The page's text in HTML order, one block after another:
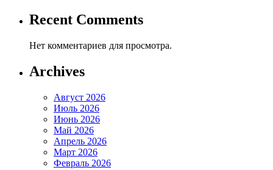
Recent Comments
Нет комментариев для просмотра.
Archives
Август 2026
Июль 2026
Июнь 2026
Май 2026
Апрель 2026
Март 2026
Февраль 2026